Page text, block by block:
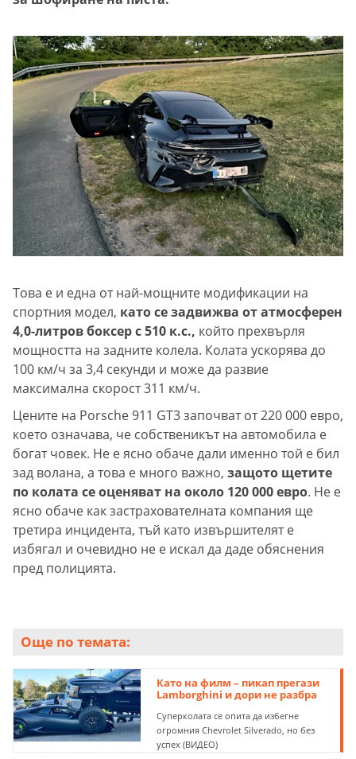
Това е и една от най-мощните модификации на
спортния модел, като се задвижва от атмосферен
4,0-литров боксер с 510 к.с., който прехвърля
мощността на задните колела. Колата ускорява до
100 км/ч за 3,4 секунди и може да развие
максимална скорост 311 км/ч.
Цените на Porsche 911 GT3 започват от 220 000 евро,
което означава, че собственикът на автомобила е
богат човек. Не е ясно обаче дали именно той е бил
зад волана, а това е много важно, защото щетите
по колата се оценяват на около 120 000 евро. Не е
ясно обаче как застрахователната компания ще
третира инцидента, тъй като извършителят е
избягал и очевидно не е искал да даде обяснения
пред полицията.
Още по темата:
Като на филм – пикап прегази
Lamborghini и дори не разбра
Суперколата се опита да избегне
огромния Chevrolet Silverado, но без
успех (ВИДЕО)